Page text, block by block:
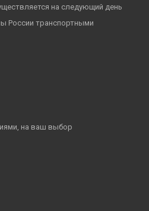
на следующий день
России транспортными
на ваш выбор